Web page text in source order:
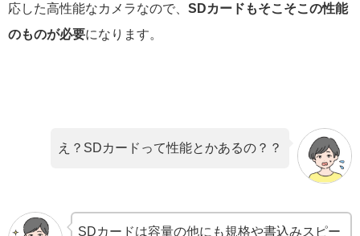
応した高性能なカメラなので、 SDカードもそこそこの性能
のものが必要になります。
え？SDカードって性能とかあるの？？
SDカードは容量の他にも規格や書込みスピー